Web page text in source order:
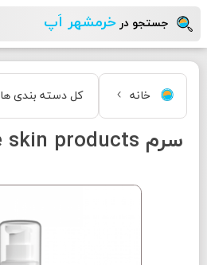
جستجو در خرمشهر اَپ
خانه کل دسته بندی ها
سرم Oily and acne skin products